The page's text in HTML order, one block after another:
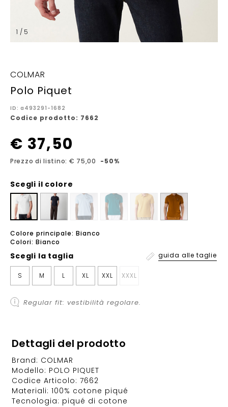
1 / 5
COLMAR
Polo Piquet
ID: a493291-1682
Codice prodotto: 7662
€ 37,50
Prezzo di listino: € 75,00 -50%
Scegli il colore
Colore principale: Bianco
Colori: Bianco
Scegli la taglia guida alle taglie
S M L XL XXL XXXL
Regular fit: vestibilità regolare.
Dettagli del prodotto
Brand: COLMAR
Modello: POLO PIQUET
Codice Articolo: 7662
Materiali: 100% cotone piqué
Tecnologia: piqué di cotone